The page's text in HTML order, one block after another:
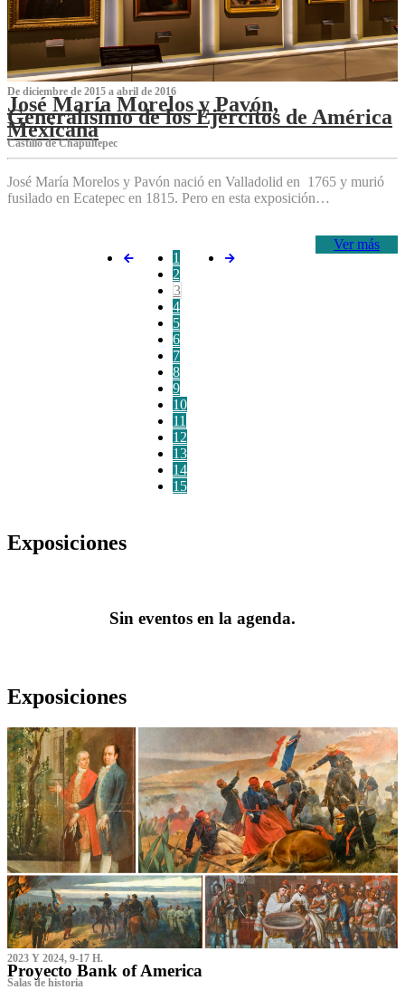
De diciembre de 2015 a abril de 2016
José María Morelos y Pavón,
Generalísimo de los Ejércitos de América
Mexicana
C‌astillo de Chapultepec
José María Morelos y Pavón nació en Valladolid en 1765 y murió
fusilado en Ecatepec en 1815. Pero en esta exposición…
Ver más
1
2
3
4
5
6
7
8
9
10
11
12
13
14
15
Exposiciones
Sin eventos en la agenda.
Exposiciones
2023 Y 2024, 9-17 H.
Proyecto Bank of America
S‌alas de historia